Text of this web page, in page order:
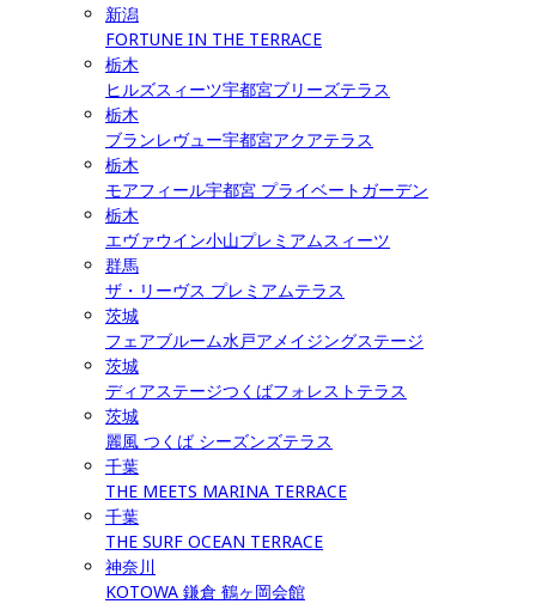
新潟
FORTUNE IN THE TERRACE
栃木
ヒルズスィーツ宇都宮ブリーズテラス
栃木
ブランレヴュー宇都宮アクアテラス
栃木
モアフィール宇都宮 プライベートガーデン
栃木
エヴァウイン小山プレミアムスィーツ
群馬
ザ・リーヴス プレミアムテラス
茨城
フェアブルーム水戸アメイジングステージ
茨城
ディアステージつくばフォレストテラス
茨城
麗風 つくば シーズンズテラス
千葉
THE MEETS MARINA TERRACE
千葉
THE SURF OCEAN TERRACE
神奈川
KOTOWA 鎌倉 鶴ヶ岡会館